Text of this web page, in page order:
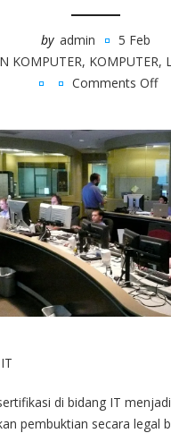
by admin
5 Feb
KOMPUTER, KOMPUTER,
Comments Off
di
IT
IT
ertifikasi di bidang IT menjadi
pembuktian secara legal